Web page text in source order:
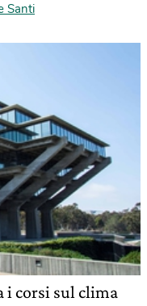
Santi
i corsi sul clima